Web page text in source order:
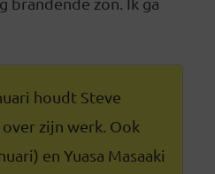
houdt Steve
over zijn werk. Ook
en Yuasa Masaaki